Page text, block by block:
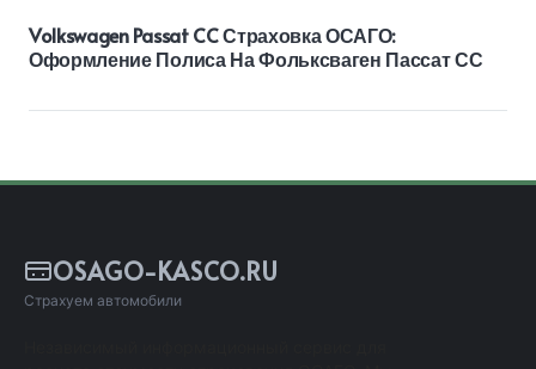
Volkswagen Passat CC Страховка ОСАГО:
Оформление Полиса На Фольксваген Пассат СС
OSAGO-KASCO.RU
Страхуем автомобили